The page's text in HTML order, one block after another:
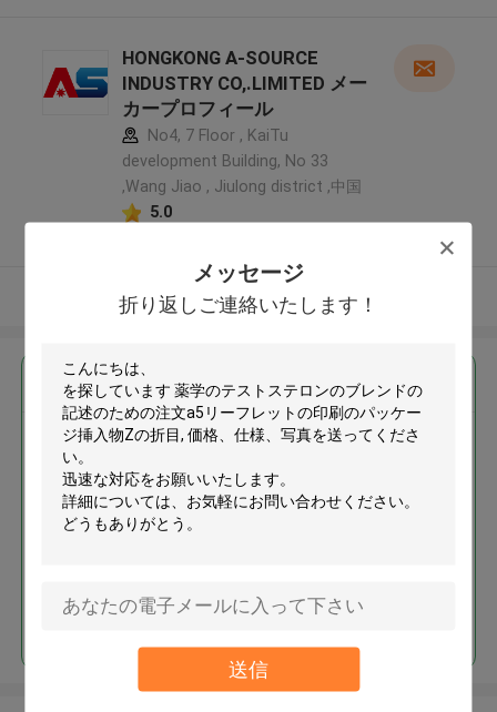
メッセージ
折り返しご連絡いたします！
送信
HONGKONG A-SOURCE
INDUSTRY CO,.LIMITED メー
カープロフィール
No4, 7 Floor , KaiTu
development Building, No 33
,Wang Jiao , Jiulong district ,中国
5.0
多くを見て下さい
最高の価格で
薬学のテストステロンのブレン
ドの記述のための注文a5リーフ
レットの印刷のパッケージ挿入
物Zの折目
続行